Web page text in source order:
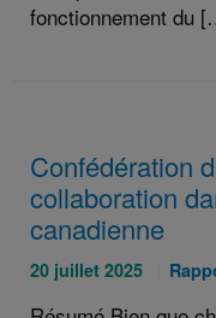
fonctionnement du
Confédération
collaboration
canadienne
Publié
20 juillet 2025